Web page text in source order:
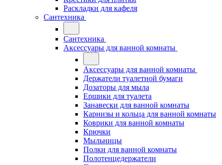
Раскладки для кафеля
Сантехника
Сантехника
Аксессуары для ванной комнаты
Аксессуары для ванной комнаты
Держатели туалетной бумаги
Дозаторы для мыла
Ершики для туалета
Занавески для ванной комнаты
Карнизы и кольца для ванной комнаты
Коврики для ванной комнаты
Крючки
Мыльницы
Полки для ванной комнаты
Полотенцедержатели